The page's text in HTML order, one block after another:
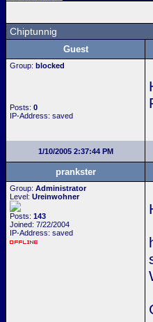
Chiptunnig
Guest
Group: blocked
Posts: 0
IP-Address: saved
1/10/2005 2:37:44 PM
prankster
Group: Administrator
Level: Ureinwohner
Posts: 143
Joined: 7/22/2004
IP-Address: saved